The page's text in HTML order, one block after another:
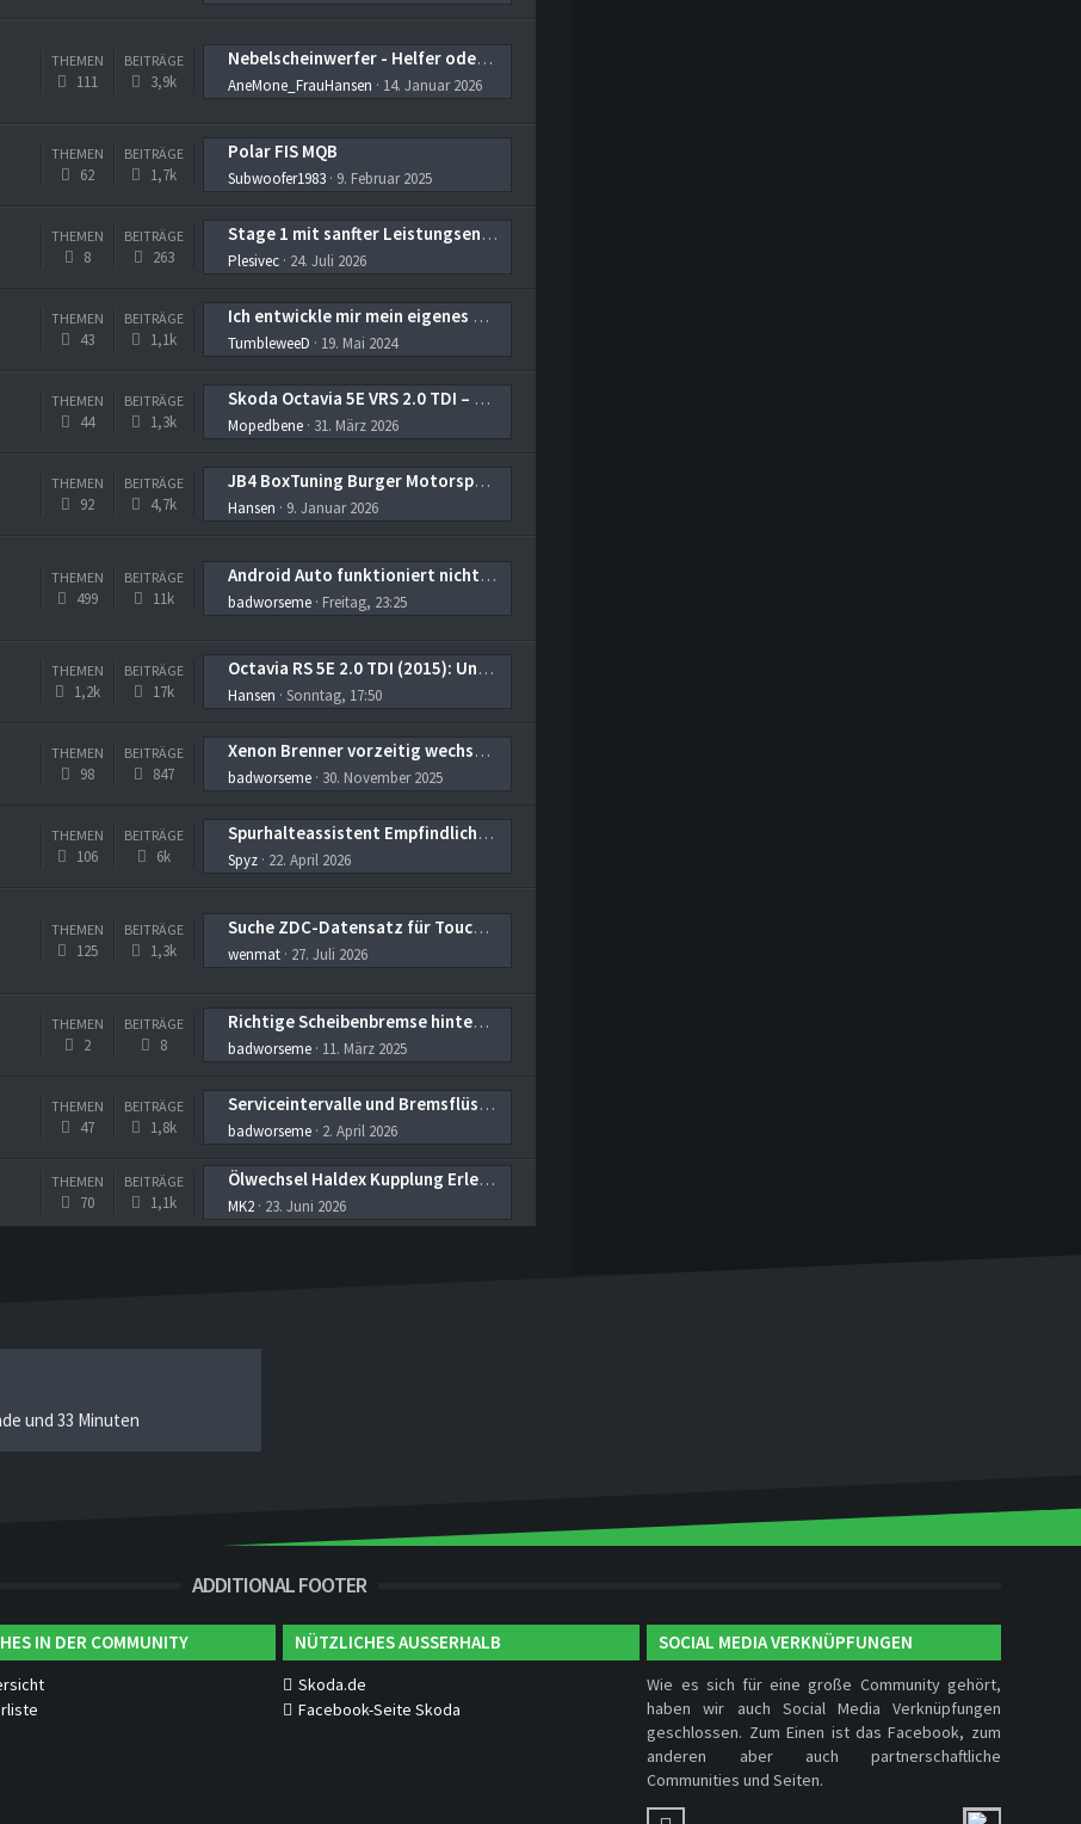
THEMEN
111
BEITRÄGE
3,9k
Nebelscheinwerfer - Helfer oder nur Christbaumbeleuchtung?
AneMone_FrauHansen 14. Januar 2026
THEMEN
62
BEITRÄGE
1,7k
Polar FIS MQB
Subwoofer1983 9. Februar 2025
THEMEN
8
BEITRÄGE
263
Stage 1 mit sanfter Leistungsentfaltung in Gang 1 und 2?
Plesivec 24. Juli 2026
THEMEN
43
BEITRÄGE
1,1k
Ich entwickle mir mein eigenes Ansaugsystem für mehr Effizienz
TumbleweeD 19. Mai 2024
THEMEN
44
BEITRÄGE
1,3k
Skoda Octavia 5E VRS 2.0 TDI – LLK nachrüsten (Erfahrungen & Fotos gesucht)
Mopedbene 31. März 2026
THEMEN
92
BEITRÄGE
4,7k
JB4 BoxTuning Burger Motorsport
Hansen 9. Januar 2026
THEMEN
499
BEITRÄGE
11k
Android Auto funktioniert nicht mehr
badworseme Freitag, 23:25
THEMEN
1,2k
BEITRÄGE
17k
Octavia RS 5E 2.0 TDI (2015): Unruhiger Leerlauf, Notlauf und Fehler P0192
Hansen Sonntag, 17:50
THEMEN
98
BEITRÄGE
847
Xenon Brenner vorzeitig wechseln kann sich lohnen
badworseme 30. November 2025
THEMEN
106
BEITRÄGE
6k
Spurhalteassistent Empfindlichkeit für Erkennung der Inaktivität
Spyz 22. April 2026
THEMEN
125
BEITRÄGE
1,3k
Suche ZDC-Datensatz für Touch-Klimabedienteil (2GA.907.044.A) im Octavia 3
wenmat 27. Juli 2026
THEMEN
2
BEITRÄGE
8
Richtige Scheibenbremse hinten und vorne
badworseme 11. März 2025
THEMEN
47
BEITRÄGE
1,8k
Serviceintervalle und Bremsflüssigkeit sinnvoll?
badworseme 2. April 2026
THEMEN
70
BEITRÄGE
1,1k
Ölwechsel Haldex Kupplung Erledigt
MK2 23. Juni 2026
und 33 Minuten
ADDITIONAL FOOTER
IN DER COMMUNITY NÜTZLICHES AUSSERHALB
Skoda.de
Facebook-Seite Skoda
SOCIAL MEDIA VERKNÜPFUNGEN
Wie es sich für eine große Community gehört,
haben wir auch Social Media Verknüpfungen
geschlossen. Zum Einen ist das Facebook, zum
anderen aber auch partnerschaftliche
Communities und Seiten.